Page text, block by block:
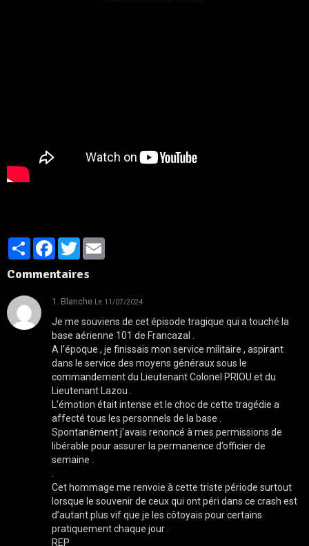
PartagerFacebook
Twitter
Commentaires
1. Blanche Le 11/07/2024
Je me souviens de cet épisode tragique qui a touché la
base aérienne 101 de Francazal .
A l’époque , je finissais mon service militaire , aspirant
dans le service des moyens généraux sous le
commandement du Lieutenant Colonel PRIOU et du
Lieutenant Lazou .
L’émotion était intense et le choc de cette tragédie a
affecté tous les personnels de la base .
Spontanément j’avais renoncé à mes permissions de
libérable pour assurer la permanence d’officier de
semaine .
Cet hommage me renvoie à cette triste période surtout
lorsque le souvenir de ceux qui ont péri dans ce crash est
d’autant plus vif que je les côtoyais pour certains
pratiquement chaque jour .
REP